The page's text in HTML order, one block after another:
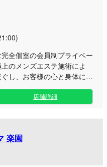
全個室の会員制プライベー
のメンズエステ施術によ
し、お客様の心と身体にプ
お届けします。 隠れ家の
リンパマッサージやオイル
営業時間外のご利用や出
相談くださいませ。 ※当
に安心・安全な環境を提供
付き身分証明書のコピー」
店舗詳細
楽園